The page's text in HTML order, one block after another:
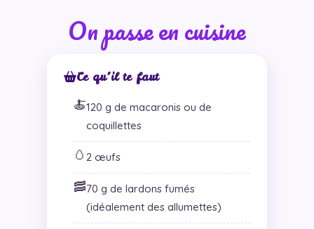
On passe en cuisine
Ce qu’il te faut
🍝120 g de macaronis ou de
coquillettes
🥚 2 œufs
🥓70 g de lardons fumés
(idéalement des allumettes)